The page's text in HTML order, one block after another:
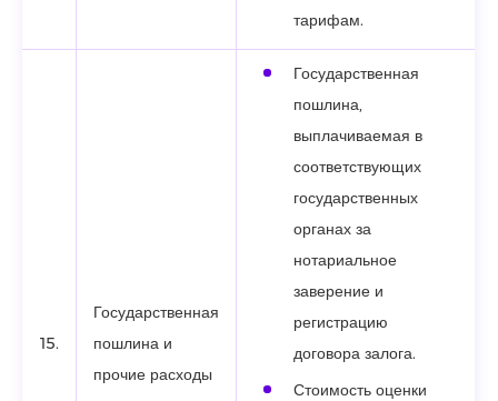
тарифам.
15.
Государственная
пошлина и
прочие расходы
Государственная
пошлина,
выплачиваемая в
соответствующих
государственных
органах за
нотариальное
заверение и
регистрацию
договора залога.
Стоимость оценки